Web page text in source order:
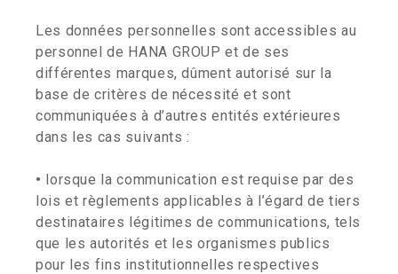
Les données personnelles sont accessibles au
personnel de HANA GROUP et de ses
différentes marques, dûment autorisé sur la
base de critères de nécessité et sont
communiquées à d’autres entités extérieures
dans les cas suivants :
• lorsque la communication est requise par des
lois et règlements applicables à l’égard de tiers
destinataires légitimes de communications, tels
que les autorités et les organismes publics
pour les fins institutionnelles respectives